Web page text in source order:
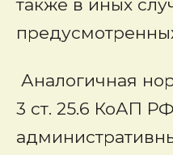
также в иных
Аналогичная
3 ст. 25.6 КоАП